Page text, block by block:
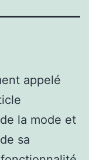
appelé
la mode et
sa